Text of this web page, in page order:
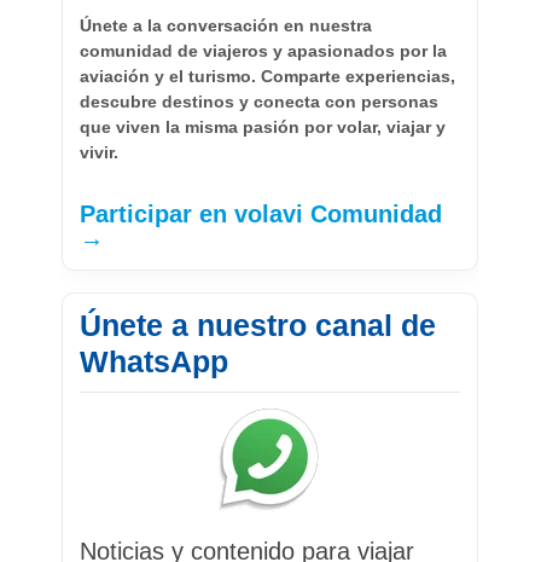
Únete a la conversación en nuestra
comunidad de viajeros y apasionados por la
aviación y el turismo. Comparte experiencias,
descubre destinos y conecta con personas
que viven la misma pasión por volar, viajar y
vivir.
Participar en volavi Comunidad
→
Únete a nuestro canal de
WhatsApp
Noticias y contenido para viajar